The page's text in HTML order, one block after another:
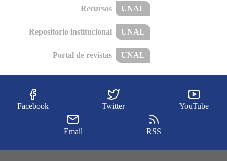
Recursos UNAL
Repositorio institucional UNAL
Portal de revistas UNAL
Facebook Twitter YouTube
Email RSS